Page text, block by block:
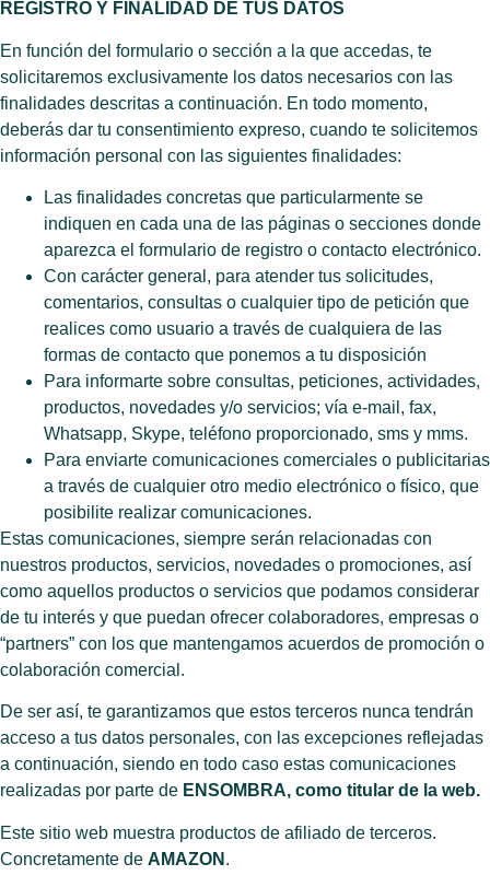
REGISTRO Y FINALIDAD DE TUS DATOS
En función del formulario o sección a la que accedas, te
solicitaremos exclusivamente los datos necesarios con las
finalidades descritas a continuación. En todo momento,
deberás dar tu consentimiento expreso, cuando te solicitemos
información personal con las siguientes finalidades:
Las finalidades concretas que particularmente se
indiquen en cada una de las páginas o secciones donde
aparezca el formulario de registro o contacto electrónico.
Con carácter general, para atender tus solicitudes,
comentarios, consultas o cualquier tipo de petición que
realices como usuario a través de cualquiera de las
formas de contacto que ponemos a tu disposición
Para informarte sobre consultas, peticiones, actividades,
productos, novedades y/o servicios; vía e-mail, fax,
Whatsapp, Skype, teléfono proporcionado, sms y mms.
Para enviarte comunicaciones comerciales o publicitarias
a través de cualquier otro medio electrónico o físico, que
posibilite realizar comunicaciones.
Estas comunicaciones, siempre serán relacionadas con
nuestros productos, servicios, novedades o promociones, así
como aquellos productos o servicios que podamos considerar
de tu interés y que puedan ofrecer colaboradores, empresas o
“partners” con los que mantengamos acuerdos de promoción o
colaboración comercial.
De ser así, te garantizamos que estos terceros nunca tendrán
acceso a tus datos personales, con las excepciones reflejadas
a continuación, siendo en todo caso estas comunicaciones
realizadas por parte de ENSOMBRA, como titular de la web.
Este sitio web muestra productos de afiliado de terceros.
Concretamente de AMAZON .